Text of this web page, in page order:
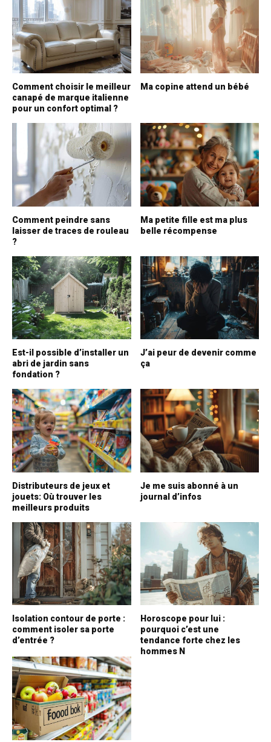
Comment choisir le meilleur
canapé de marque italienne
pour un confort optimal ?
Ma copine attend un bébé
Comment peindre sans
laisser de traces de rouleau
?
Ma petite fille est ma plus
belle récompense
Est-il possible d’installer un
abri de jardin sans
fondation ?
J’ai peur de devenir comme
ça
Distributeurs de jeux et
jouets: Où trouver les
meilleurs produits
Je me suis abonné à un
journal d’infos
Isolation contour de porte :
comment isoler sa porte
d’entrée ?
Horoscope pour lui :
pourquoi c’est une
tendance forte chez les
hommes N